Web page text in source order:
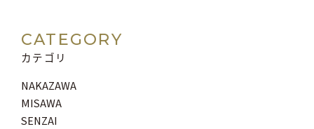
CATEGORY
カテゴリ
NAKAZAWA
MISAWA
SENZAI